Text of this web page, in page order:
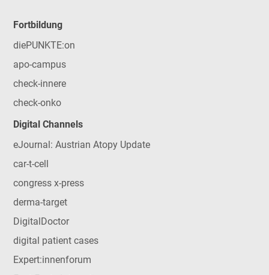
Fortbildung
diePUNKTE:on
apo-campus
check-innere
check-onko
Digital Channels
eJournal: Austrian Atopy Update
car-t-cell
congress x-press
derma-target
DigitalDoctor
digital patient cases
Expert:innenforum